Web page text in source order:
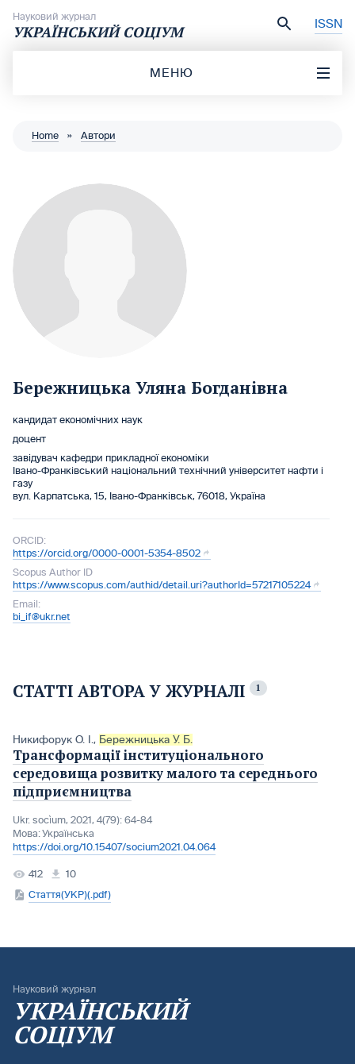
Науковий журнал
УКРАЇНСЬКИЙ СОЦІУМ ISSN
МЕНЮ
Home » Автори
Бережницька Уляна Богданівна
кандидат економічних наук
доцент
завідувач кафедри прикладної економіки
Івано-Франківський національний технічний університет нафти і
газу
вул. Карпатська, 15, Івано-Франківськ, 76018, Україна
ORCID:
https://orcid.org/0000-0001-5354-8502
Scopus Author ID
https://www.scopus.com/authid/detail.uri?authorId=57217105224
Email:
bi_if@ukr.net
СТАТТІ АВТОРА У ЖУРНАЛІ 1
Никифорук О. І. , Бережницька У. Б.
Трансформації інституціонального
середовища розвитку малого та середнього
підприємництва
Ukr. socìum, 2021, 4(79): 64-84
Мова:Українська
https://doi.org/10.15407/socium2021.04.064
412
10
Стаття(УКР)(.pdf)
Науковий журнал
УКРАЇНСЬКИЙ
СОЦІУМ